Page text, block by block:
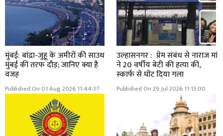
मुंबई: बांद्रा-जुहू के अमीरों की साउथ
मुंबई की तरफ दौड़; जानिए क्या है
वजह
Published On 01 Aug 2026 11:44:37
उल्हासनगर : प्रेम संबंध से नाराज मां
ने 20 वर्षीय बेटी की हत्या की,
स्कार्फ से घोंट दिया गला
Published On 29 Jul 2026 11:13:00